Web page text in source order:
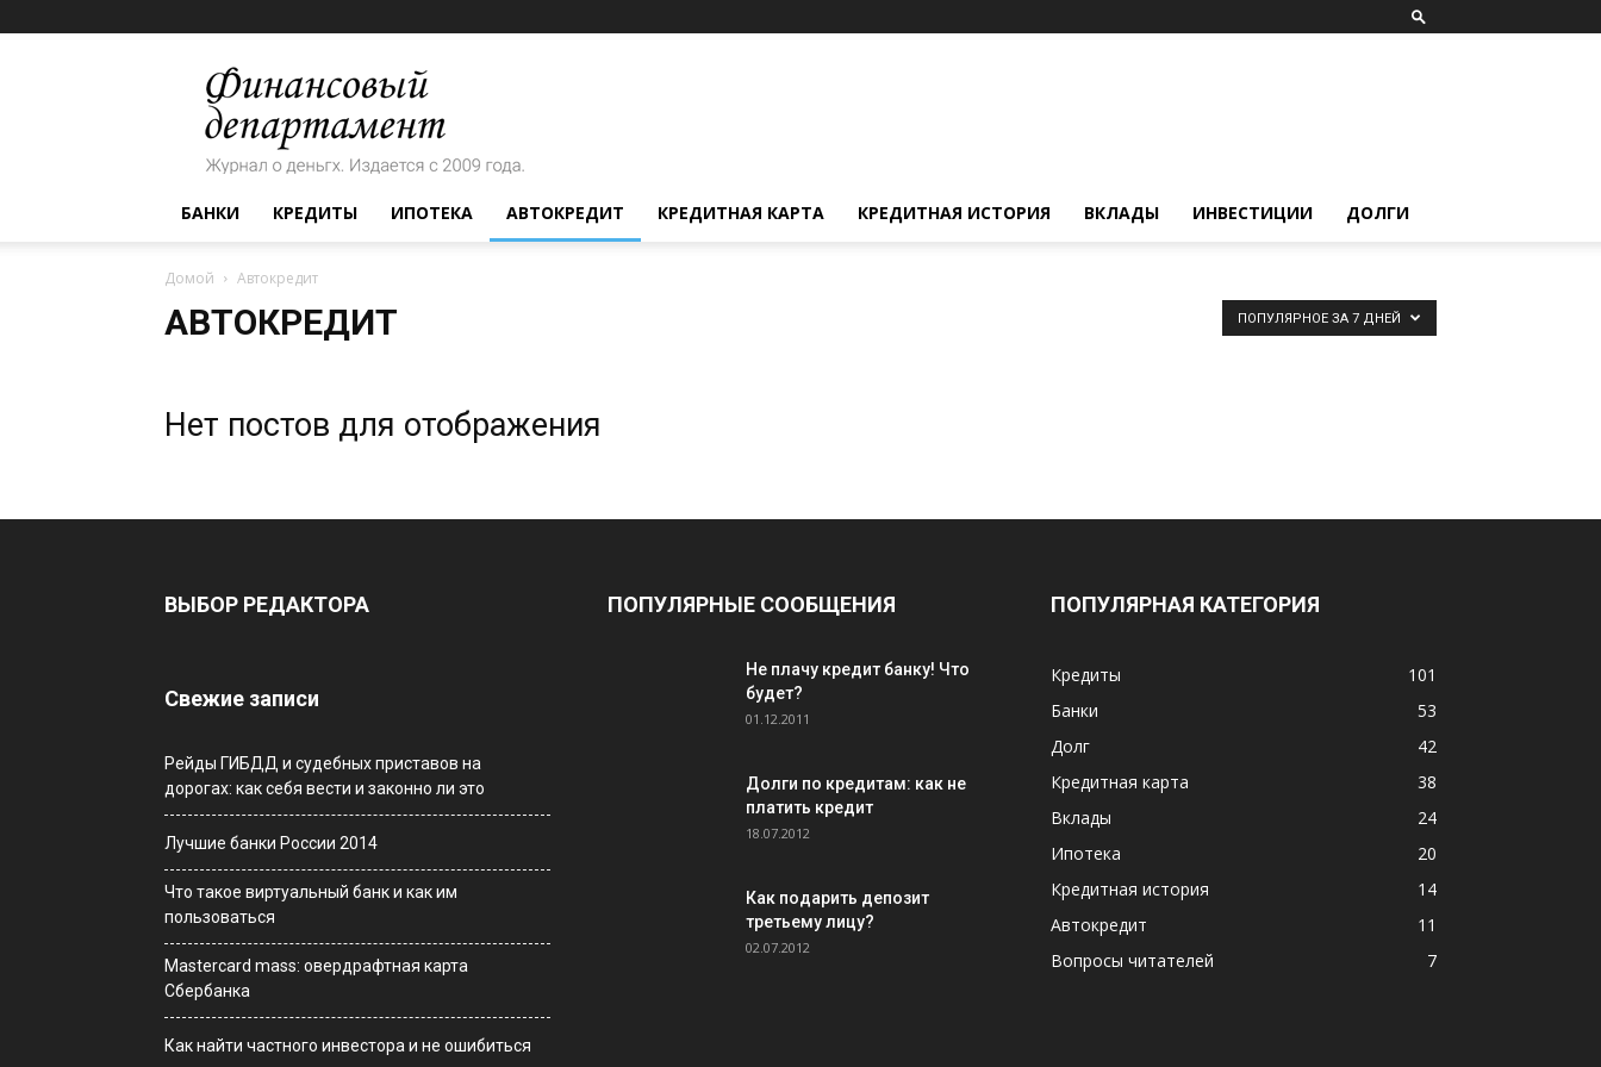
Финансовый
департамент
БАНКИ КРЕДИТЫ ИПОТЕКА АВТОКРЕДИТ КРЕДИТНАЯ КАРТА КРЕДИТНАЯ ИСТОРИЯ ВКЛАДЫ ИНВЕСТИЦИИ ДОЛГИ
Домой Автокредит
АВТОКРЕДИТ ПОПУЛЯРНОЕ ЗА 7 ДНЕЙ
Нет постов для отображения
ВЫБОР РЕДАКТОРА
Свежие записи
Рейды ГИБДД и судебных приставов на
дорогах: как себя вести и законно ли это
Лучшие банки России 2014
Что такое виртуальный банк и как им
пользоваться
Мastercard mass: овердрафтная карта
Сбербанка
Как найти частного инвестора и не ошибиться
ПОПУЛЯРНЫЕ СООБЩЕНИЯ
Не плачу кредит банку! Что
будет?
01.12.2011
Долги по кредитам: как не
платить кредит
18.07.2012
Как подарить депозит
третьему лицу?
02.07.2012
ПОПУЛЯРНАЯ КАТЕГОРИЯ
Кредиты
101
Банки
53
Долг
42
Кредитная карта
38
Вклады
24
Ипотека
20
Кредитная история
14
Автокредит
11
Вопросы читателей
7